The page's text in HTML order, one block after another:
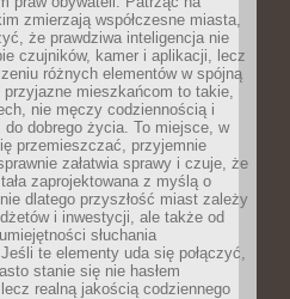
zmierzają współczesne miasta,
że prawdziwa inteligencja nie
czujników, kamer i aplikacji, lecz
różnych elementów w spójną
przyjazne mieszkańcom to takie,
nie męczy codziennością i
do dobrego życia. To miejsce, w
przemieszczać, przyjemnie
załatwia sprawy i czuje, że
zaprojektowana z myślą o
dlatego przyszłość miast zależy
i inwestycji, ale także od
słuchania
te elementy uda się połączyć,
stanie się nie hasłem
realną jakością codziennego